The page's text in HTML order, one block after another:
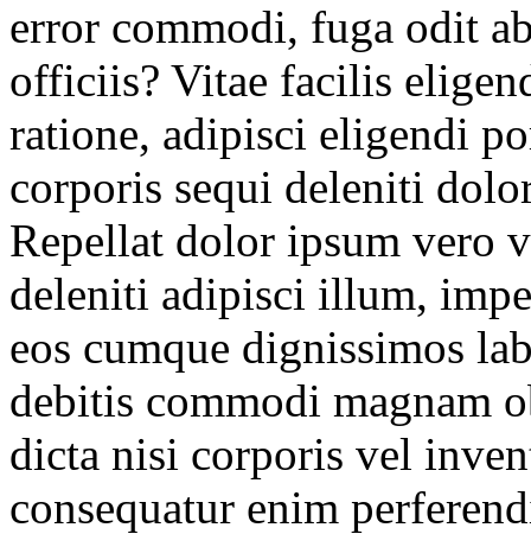
error commodi, fuga odit
officiis? Vitae facilis
ratione, adipisci eligendi
corporis sequi deleniti
Repellat dolor ipsum vero
deleniti adipisci illum,
eos cumque dignissimos
debitis commodi magnam
dicta nisi corporis vel
consequatur enim